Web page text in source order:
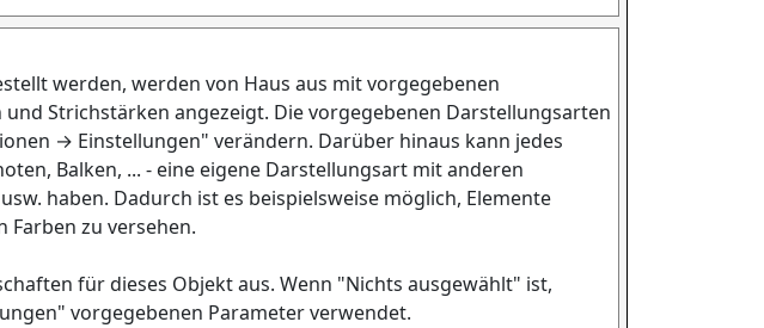
werden, werden von Haus aus mit vorgegebenen
Strichstärken angezeigt. Die vorgegebenen Darstellungsarten
→ Einstellungen" verändern. Darüber hinaus kann jedes
Balken, ... - eine eigene Darstellungsart mit anderen
haben. Dadurch ist es beispielsweise möglich, Elemente
zu versehen.
für dieses Objekt aus. Wenn "Nichts ausgewählt" ist,
vorgegebenen Parameter verwendet.